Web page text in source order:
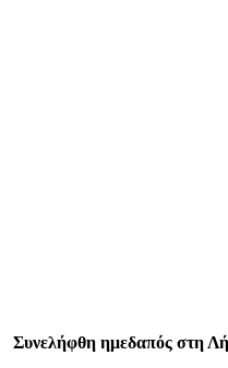
Συνελήφθη ημεδαπός στη